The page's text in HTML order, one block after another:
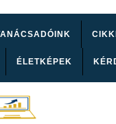
ÉLETKÉPEK